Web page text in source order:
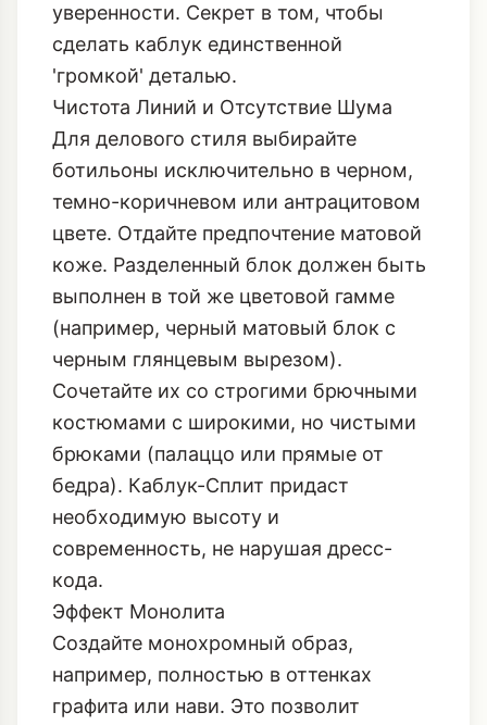
уверенности. Секрет в том, чтобы
сделать каблук единственной
'громкой' деталью.
Чистота Линий и Отсутствие Шума
Для делового стиля выбирайте
ботильоны исключительно в черном,
темно-коричневом или антрацитовом
цвете. Отдайте предпочтение матовой
коже. Разделенный блок должен быть
выполнен в той же цветовой гамме
(например, черный матовый блок с
черным глянцевым вырезом).
Сочетайте их со строгими брючными
костюмами с широкими, но чистыми
брюками (палаццо или прямые от
бедра). Каблук-Сплит придаст
необходимую высоту и
современность, не нарушая дресс-
кода.
Эффект Монолита
Создайте монохромный образ,
например, полностью в оттенках
графита или нави. Это позволит